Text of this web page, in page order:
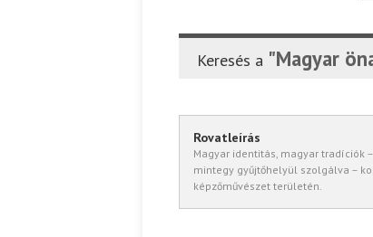
Keresés a "Magyar
Rovatleírás
Magyar identitás, magyar tradíciók
mintegy gyűjtőhelyül szolgálva –
képzőművészet területén.